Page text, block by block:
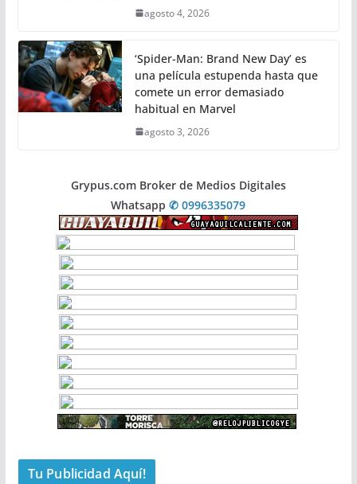
agosto 4, 2026
‘Spider-Man: Brand New Day’ es
una película estupenda hasta que
comete un error demasiado
habitual en Marvel
agosto 3, 2026
Grypus.com Broker de Medios Digitales
Whatsapp✆ 0996335079
Tu Publicidad Aquí!